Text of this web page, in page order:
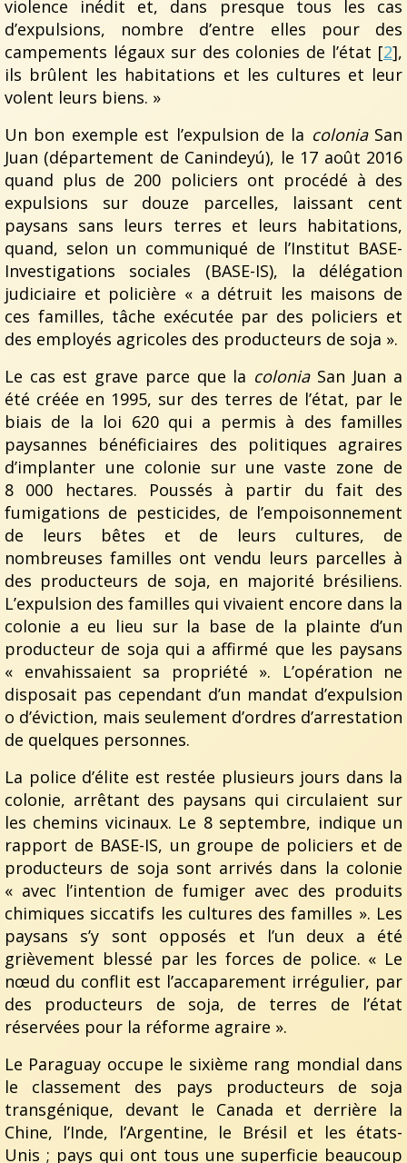
violence inédit et, dans presque tous les cas
d’expulsions, nombre d’entre elles pour des
campements légaux sur des colonies de l’état [2],
ils brûlent les habitations et les cultures et leur
volent leurs biens. »
Un bon exemple est l’expulsion de la coloniaSan
Juan (département de Canindeyú), le 17 août 2016
quand plus de 200 policiers ont procédé à des
expulsions sur douze parcelles, laissant cent
paysans sans leurs terres et leurs habitations,
quand, selon un communiqué de l’Institut BASE-
Investigations sociales (BASE-IS), la délégation
judiciaire et policière « a détruit les maisons de
ces familles, tâche exécutée par des policiers et
des employés agricoles des producteurs de soja ».
Le cas est grave parce que la coloniaSan Juan a
été créée en 1995, sur des terres de l’état, par le
biais de la loi 620 qui a permis à des familles
paysannes bénéficiaires des politiques agraires
d’implanter une colonie sur une vaste zone de
8 000 hectares. Poussés à partir du fait des
fumigations de pesticides, de l’empoisonnement
de leurs bêtes et de leurs cultures, de
nombreuses familles ont vendu leurs parcelles à
des producteurs de soja, en majorité brésiliens.
L’expulsion des familles qui vivaient encore dans la
colonie a eu lieu sur la base de la plainte d’un
producteur de soja qui a affirmé que les paysans
« envahissaient sa propriété ». L’opération ne
disposait pas cependant d’un mandat d’expulsion
o d’éviction, mais seulement d’ordres d’arrestation
de quelques personnes.
La police d’élite est restée plusieurs jours dans la
colonie, arrêtant des paysans qui circulaient sur
les chemins vicinaux. Le 8 septembre, indique un
rapport de BASE-IS, un groupe de policiers et de
producteurs de soja sont arrivés dans la colonie
« avec l’intention de fumiger avec des produits
chimiques siccatifs les cultures des familles ». Les
paysans s’y sont opposés et l’un deux a été
grièvement blessé par les forces de police. « Le
nœud du conflit est l’accaparement irrégulier, par
des producteurs de soja, de terres de l’état
réservées pour la réforme agraire ».
Le Paraguay occupe le sixième rang mondial dans
le classement des pays producteurs de soja
transgénique, devant le Canada et derrière la
Chine, l’Inde, l’Argentine, le Brésil et les états-
Unis ; pays qui ont tous une superficie beaucoup